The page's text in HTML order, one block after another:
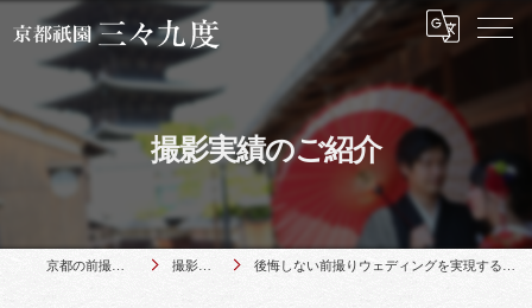
撮影実績のご紹介
京都の前撮りは京都祇園 三々九度 撮影実績のご紹介 後悔しない前撮りウェディングを実現するためのガイド #前撮りウェディング #前撮り #ウェディング